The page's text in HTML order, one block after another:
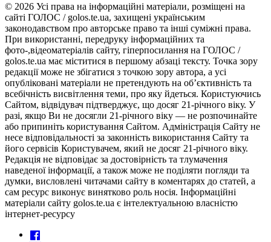
© 2026 Усі права на інформаційні матеріали, розміщені на
сайті ГОЛОС / golos.te.ua, захищені українським
законодавством про авторське право та інші суміжні права.
При використанні, передруку інформаційних та
фото-,відеоматеріалів сайту, гіперпосилання на ГОЛОС /
golos.te.ua має міститися в першому абзаці тексту. Точка зору
редакції може не збігатися з точкою зору автора, а усі
опубліковані матеріали не претендують на об’єктивність та
всебічність висвітлення теми, про яку йдеться. Користуючись
Сайтом, відвідувач підтверджує, що досяг 21-річного віку. У
разі, якщо Ви не досягли 21-річного віку — не розпочинайте
або припиніть користування Сайтом. Адміністрація Сайту не
несе відповідальності за законність використання Сайту та
його сервісів Користувачем, який не досяг 21-річного віку.
Редакція не відповідає за достовірність та тлумачення
наведеної інформації, а також може не поділяти погляди та
думки, висловлені читачами сайту в коментарях до статей, а
сам ресурс виконує винятково роль носія. Інформаційні
матеріали сайту golos.te.ua є інтелектуальною власністю
інтернет-ресурсу